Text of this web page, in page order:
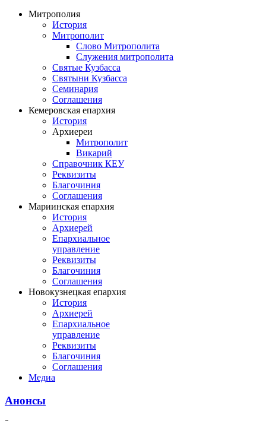
Митрополия
История
Митрополит
Слово Митрополита
Служения митрополита
Святые Кузбасса
Святыни Кузбасса
Семинария
Соглашения
Кемеровская епархия
История
Архиереи
Митрополит
Викарий
Справочник КЕУ
Реквизиты
Благочиния
Соглашения
Мариинская епархия
История
Архиерей
Епархиальное
управление
Реквизиты
Благочиния
Соглашения
Новокузнецкая епархия
История
Архиерей
Епархиальное
управление
Реквизиты
Благочиния
Соглашения
Медиа
Анонсы